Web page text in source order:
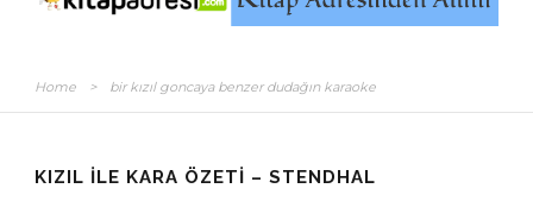
Home > bir kızıl goncaya benzer dudağın karaoke
KIZIL ILE KARA ÖZETI – STENDHAL